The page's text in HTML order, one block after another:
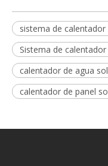
sistema de
Sistema de
calentador de agua
calentador de panel